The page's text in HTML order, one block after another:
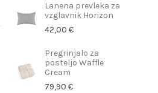
Lanena prevleka za
vzglavnik Horizon
42,00 €
Pregrinjalo za
posteljo Waffle
Cream
79,90 €